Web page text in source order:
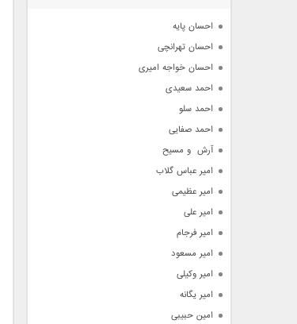
احسان پایه
احسان تهرانچی
احسان خواجه امیری
احمد سعیدی
احمد سلو
احمد صفایی
آرش  و مسیح
امیر عباس گلاب
امیر عظیمی
امیر علی
امیر فرجام
امیر مسعود
امیر وکیلی
امیر یگانه
امین حبیبی